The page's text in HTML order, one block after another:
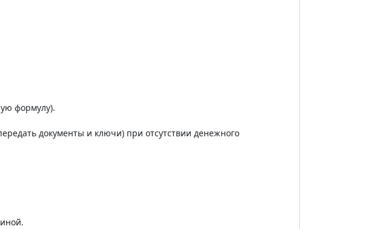
формулу).
документы и ключи) при отсутствии денежного